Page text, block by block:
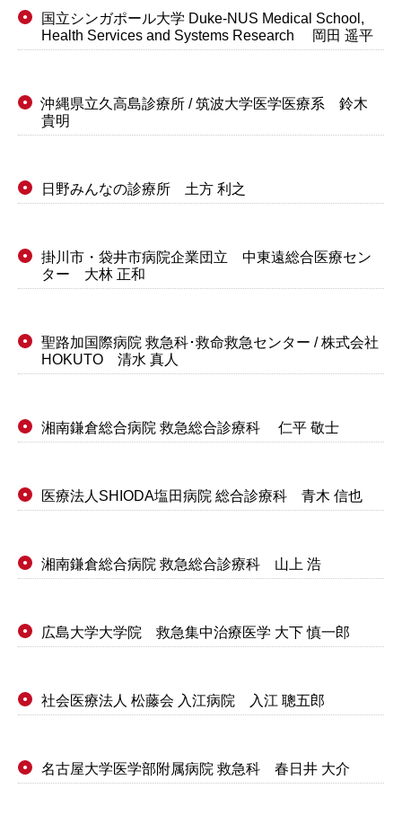
●
国立シンガポール大学 Duke-NUS Medical School,
Health Services and Systems Research 岡田 遥平
●
沖縄県立久高島診療所 / 筑波大学医学医療系 鈴木
貴明
● 日野みんなの診療所 土方 利之
●
掛川市・袋井市病院企業団立 中東遠総合医療セン
ター 大林 正和
●
聖路加国際病院 救急科･救命救急センター / 株式会社
HOKUTO 清水 真人
● 湘南鎌倉総合病院 救急総合診療科 仁平 敬士
● 医療法人SHIODA塩田病院 総合診療科 青木 信也
● 湘南鎌倉総合病院 救急総合診療科 山上 浩
● 広島大学大学院 救急集中治療医学 大下 慎一郎
● 社会医療法人 松藤会 入江病院 入江 聰五郎
● 名古屋大学医学部附属病院 救急科 春日井 大介